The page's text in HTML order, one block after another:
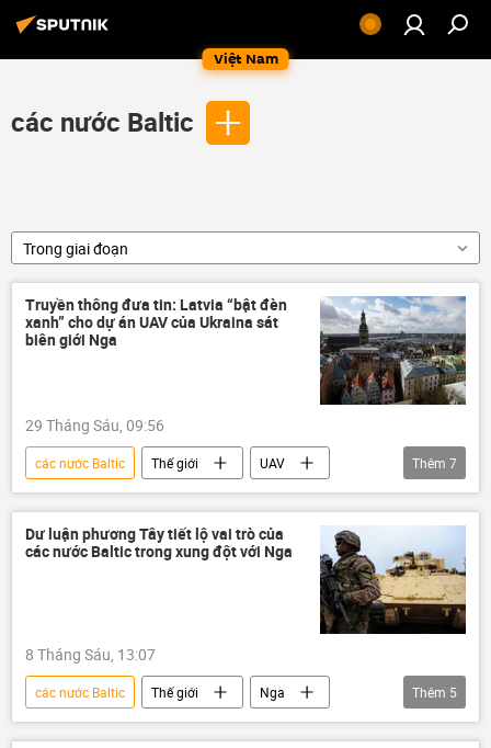
Việt Nam
các nước Baltic
Trong giai đoạn
Truyền thông đưa tin: Latvia “bật đèn
xanh” cho dự án UAV của Ukraina sát
biên giới Nga
29 Tháng Sáu, 09:56
các nước Baltic Thế giới
UAV
Ukraina
Báo chí thế giới
Nga
Latvia
Belarus
Quân sự
máy bay không người lái
Thêm 7
Dư luận phương Tây tiết lộ vai trò của
các nước Baltic trong xung đột với Nga
8 Tháng Sáu, 13:07
các nước Baltic Thế giới
Nga
Châu Âu
xung đột
UAV
Thêm 5